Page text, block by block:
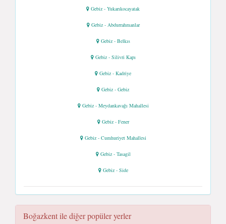
Gebiz - Yukarıkocayatak
Gebiz - Abdurrahmanlar
Gebiz - Belkıs
Gebiz - Silivri Kapı
Gebiz - Kadriye
Gebiz - Gebiz
Gebiz - Meydankavağı Mahallesi
Gebiz - Fener
Gebiz - Cumhuriyet Mahallesi
Gebiz - Tasagil
Gebiz - Side
Boğazkent ile diğer popüler yerler